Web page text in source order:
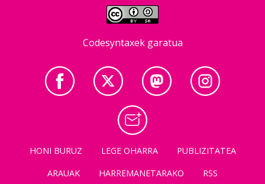
Codesyntaxek garatua
HONI BURUZ LEGE OHARRA
PUBLIZITATEA
ARAUAK
HARREMANETARAKO RSS